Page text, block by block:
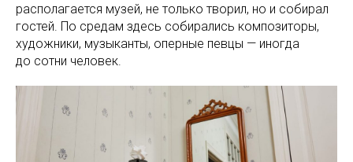
располагается музей, не только творил, но и собирал
гостей. По средам здесь собирались композиторы,
художники, музыканты, оперные певцы — иногда
до сотни человек.